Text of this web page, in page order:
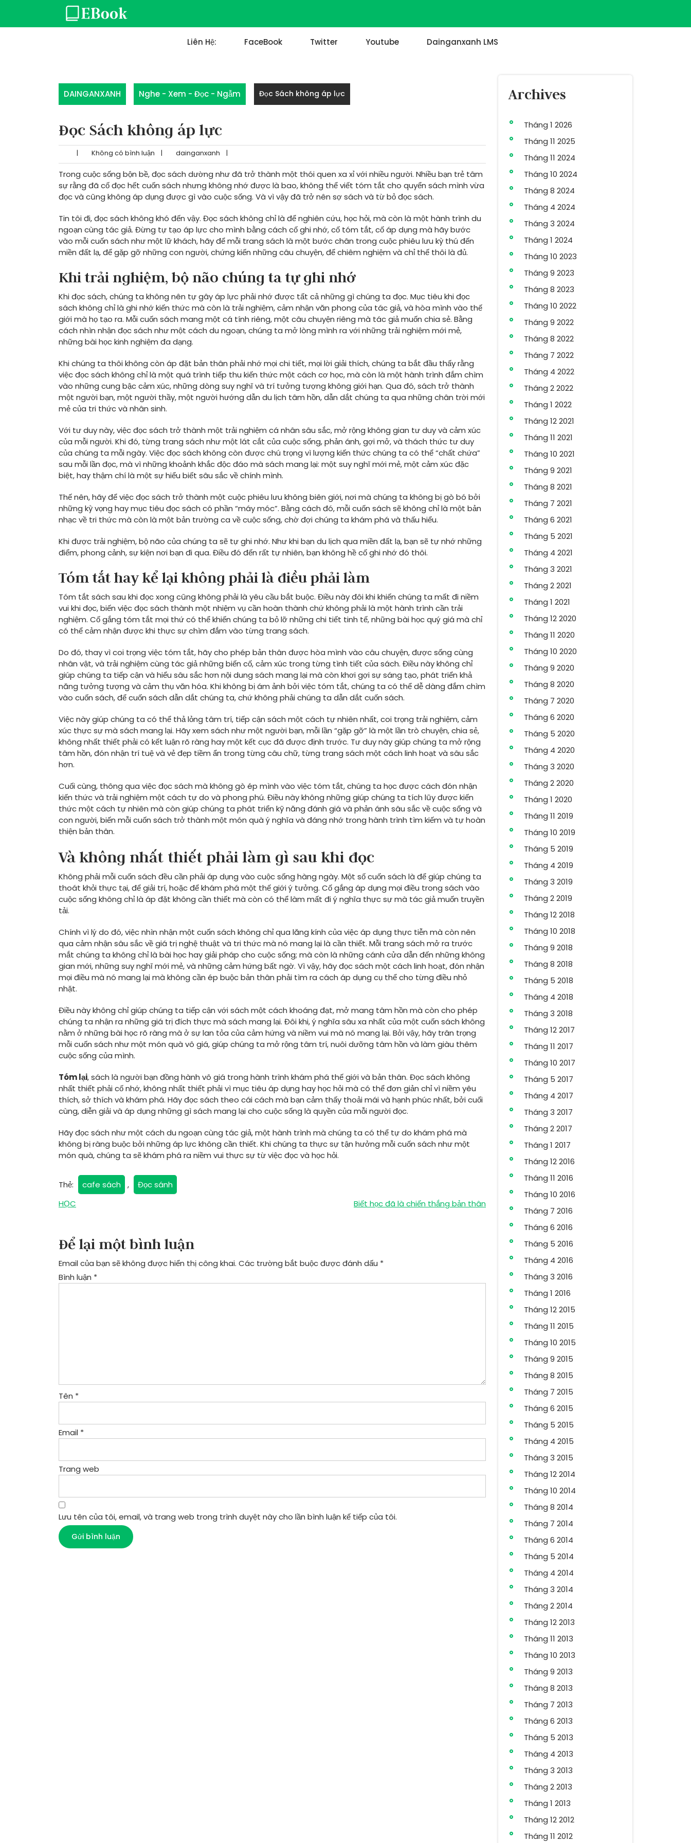
content
Liên Hệ:
FaceBook Twitter Youtube Dainganxanh LMS
DAINGANXANH Nghe - Xem - Đọc - Ngẫm Đọc Sách không áp lực
Đọc Sách không áp lực
| Không có bình luận | dainganxanh |
Trong cuộc sống bộn bề, đọc sách dường như đã trở thành một thói quen xa xỉ với nhiều người. Nhiều bạn trẻ tâm
sự rằng đã cố đọc hết cuốn sách nhưng không nhớ được là bao, không thể viết tóm tắt cho quyển sách mình vừa
đọc và cũng không áp dụng được gì vào cuộc sống. Và vì vậy đã trở nên sợ sách và từ bỏ đọc sách.
Tin tôi đi, đọc sách không khó đến vậy. Đọc sách không chỉ là để nghiên cứu, học hỏi, mà còn là một hành trình du
ngoạn cùng tác giả. Đừng tự tạo áp lực cho mình bằng cách cố ghi nhớ, cố tóm tắt, cố áp dụng mà hãy bước
vào mỗi cuốn sách như một lữ khách, hãy để mỗi trang sách là một bước chân trong cuộc phiêu lưu kỳ thú đến
miền đất lạ, để gặp gỡ những con người, chứng kiến những câu chuyện, để chiêm nghiệm và chỉ thế thôi là đủ.
Khi trải nghiệm, bộ não chúng ta tự ghi nhớ
Khi đọc sách, chúng ta không nên tự gây áp lực phải nhớ được tất cả những gì chúng ta đọc. Mục tiêu khi đọc
sách không chỉ là ghi nhớ kiến thức mà còn là trải nghiệm, cảm nhận văn phong của tác giả, và hòa mình vào thế
giới mà họ tạo ra. Mỗi cuốn sách mang một cá tính riêng, một câu chuyện riêng mà tác giả muốn chia sẻ. Bằng
cách nhìn nhận đọc sách như một cách du ngoạn, chúng ta mở lòng mình ra với những trải nghiệm mới mẻ,
những bài học kinh nghiệm đa dạng.
Khi chúng ta thôi không còn áp đặt bản thân phải nhớ mọi chi tiết, mọi lời giải thích, chúng ta bắt đầu thấy rằng
việc đọc sách không chỉ là một quá trình tiếp thu kiến thức một cách cơ học, mà còn là một hành trình đắm chìm
vào những cung bậc cảm xúc, những dòng suy nghĩ và trí tưởng tượng không giới hạn. Qua đó, sách trở thành
một người bạn, một người thầy, một người hướng dẫn du lịch tâm hồn, dẫn dắt chúng ta qua những chân trời mới
mẻ của tri thức và nhân sinh.
Với tư duy này, việc đọc sách trở thành một trải nghiệm cá nhân sâu sắc, mở rộng không gian tư duy và cảm xúc
của mỗi người. Khi đó, từng trang sách như một lát cắt của cuộc sống, phản ánh, gợi mở, và thách thức tư duy
của chúng ta mỗi ngày. Việc đọc sách không còn được chú trọng vì lượng kiến thức chúng ta có thể “chất chứa”
sau mỗi lần đọc, mà vì những khoảnh khắc độc đáo mà sách mang lại: một suy nghĩ mới mẻ, một cảm xúc đặc
biệt, hay thậm chí là một sự hiểu biết sâu sắc về chính mình.
Thế nên, hãy để việc đọc sách trở thành một cuộc phiêu lưu không biên giới, nơi mà chúng ta không bị gò bó bởi
những kỳ vọng hay mục tiêu đọc sách có phần “máy móc”. Bằng cách đó, mỗi cuốn sách sẽ không chỉ là một bản
nhạc về tri thức mà còn là một bản trường ca về cuộc sống, chờ đợi chúng ta khám phá và thấu hiểu.
Khi được trải nghiệm, bộ não của chúng ta sẽ tự ghi nhớ. Như khi bạn du lịch qua miền đất lạ, bạn sẽ tự nhớ những
điểm, phong cảnh, sự kiện nơi bạn đi qua. Điều đó đến rất tự nhiên, bạn không hề cố ghi nhớ đó thôi.
Tóm tắt hay kể lại không phải là điều phải làm
Tóm tắt sách sau khi đọc xong cũng không phải là yêu cầu bắt buộc. Điều này đôi khi khiến chúng ta mất đi niềm
vui khi đọc, biến việc đọc sách thành một nhiệm vụ cần hoàn thành chứ không phải là một hành trình cần trải
nghiệm. Cố gắng tóm tắt mọi thứ có thể khiến chúng ta bỏ lỡ những chi tiết tinh tế, những bài học quý giá mà chỉ
có thể cảm nhận được khi thực sự chìm đắm vào từng trang sách.
Do đó, thay vì coi trọng việc tóm tắt, hãy cho phép bản thân được hòa mình vào câu chuyện, được sống cùng
nhân vật, và trải nghiệm cùng tác giả những biến cố, cảm xúc trong từng tình tiết của sách. Điều này không chỉ
giúp chúng ta tiếp cận và hiểu sâu sắc hơn nội dung sách mang lại mà còn khơi gợi sự sáng tạo, phát triển khả
năng tưởng tượng và cảm thụ văn hóa. Khi không bị ám ảnh bởi việc tóm tắt, chúng ta có thể dễ dàng đắm chìm
vào cuốn sách, để cuốn sách dẫn dắt chúng ta, chứ không phải chúng ta dẫn dắt cuốn sách.
Việc này giúp chúng ta có thể thả lỏng tâm trí, tiếp cận sách một cách tự nhiên nhất, coi trọng trải nghiệm, cảm
xúc thực sự mà sách mang lại. Hãy xem sách như một người bạn, mỗi lần “gặp gỡ” là một lần trò chuyện, chia sẻ,
không nhất thiết phải có kết luận rõ ràng hay một kết cục đã được định trước. Tư duy này giúp chúng ta mở rộng
tâm hồn, đón nhận trí tuệ và vẻ đẹp tiềm ẩn trong từng câu chữ, từng trang sách một cách linh hoạt và sâu sắc
hơn.
Cuối cùng, thông qua việc đọc sách mà không gò ép mình vào việc tóm tắt, chúng ta học được cách đón nhận
kiến thức và trải nghiệm một cách tự do và phong phú. Điều này không những giúp chúng ta tích lũy được kiến
thức một cách tự nhiên mà còn giúp chúng ta phát triển kỹ năng đánh giá và phản ánh sâu sắc về cuộc sống và
con người, biến mỗi cuốn sách trở thành một món quà ý nghĩa và đáng nhớ trong hành trình tìm kiếm và tự hoàn
thiện bản thân.
Và không nhất thiết phải làm gì sau khi đọc
Không phải mỗi cuốn sách đều cần phải áp dụng vào cuộc sống hàng ngày. Một số cuốn sách là để giúp chúng ta
thoát khỏi thực tại, để giải trí, hoặc để khám phá một thế giới ý tưởng. Cố gắng áp dụng mọi điều trong sách vào
cuộc sống không chỉ là áp đặt không cần thiết mà còn có thể làm mất đi ý nghĩa thực sự mà tác giả muốn truyền
tải.
Chính vì lý do đó, việc nhìn nhận một cuốn sách không chỉ qua lăng kính của việc áp dụng thực tiễn mà còn nên
qua cảm nhận sâu sắc về giá trị nghệ thuật và tri thức mà nó mang lại là cần thiết. Mỗi trang sách mở ra trước
mắt chúng ta không chỉ là bài học hay giải pháp cho cuộc sống; mà còn là những cánh cửa dẫn đến những không
gian mới, những suy nghĩ mới mẻ, và những cảm hứng bất ngờ. Vì vậy, hãy đọc sách một cách linh hoạt, đón nhận
mọi điều mà nó mang lại mà không cần ép buộc bản thân phải tìm ra cách áp dụng cụ thể cho từng điều nhỏ
nhặt.
Điều này không chỉ giúp chúng ta tiếp cận với sách một cách khoáng đạt, mở mang tâm hồn mà còn cho phép
chúng ta nhận ra những giá trị đích thực mà sách mang lại. Đôi khi, ý nghĩa sâu xa nhất của một cuốn sách không
nằm ở những bài học rõ ràng mà ở sự lan tỏa của cảm hứng và niềm vui mà nó mang lại. Bởi vậy, hãy trân trọng
mỗi cuốn sách như một món quà vô giá, giúp chúng ta mở rộng tâm trí, nuôi dưỡng tâm hồn và làm giàu thêm
cuộc sống của mình.
Tóm lại, sách là người bạn đồng hành vô giá trong hành trình khám phá thế giới và bản thân. Đọc sách không
nhất thiết phải cố nhớ, không nhất thiết phải vì mục tiêu áp dụng hay học hỏi mà có thể đơn giản chỉ vì niềm yêu
thích, sở thích và khám phá. Hãy đọc sách theo cái cách mà bạn cảm thấy thoải mái và hạnh phúc nhất, bởi cuối
cùng, diễn giải và áp dụng những gì sách mang lại cho cuộc sống là quyền của mỗi người đọc.
Hãy đọc sách như một cách du ngoạn cùng tác giả, một hành trình mà chúng ta có thể tự do khám phá mà
không bị ràng buộc bởi những áp lực không cần thiết. Khi chúng ta thực sự tận hưởng mỗi cuốn sách như một
món quà, chúng ta sẽ khám phá ra niềm vui thực sự từ việc đọc và học hỏi.
Thẻ: cafe sách , Đọc sánh
Điều
bài
viết
HỌC Biết học đã là chiến thắng bản thân
Để lại một bình luận
Email của bạn sẽ không được hiển thị công khai. Các trường bắt buộc được đánh dấu *
Bình luận *
Tên *
Email *
Trang web
Lưu tên của tôi, email, và trang web trong trình duyệt này cho lần bình luận kế tiếp của tôi.
Archives
Tháng 1 2026
Tháng 11 2025
Tháng 11 2024
Tháng 10 2024
Tháng 8 2024
Tháng 4 2024
Tháng 3 2024
Tháng 1 2024
Tháng 10 2023
Tháng 9 2023
Tháng 8 2023
Tháng 10 2022
Tháng 9 2022
Tháng 8 2022
Tháng 7 2022
Tháng 4 2022
Tháng 2 2022
Tháng 1 2022
Tháng 12 2021
Tháng 11 2021
Tháng 10 2021
Tháng 9 2021
Tháng 8 2021
Tháng 7 2021
Tháng 6 2021
Tháng 5 2021
Tháng 4 2021
Tháng 3 2021
Tháng 2 2021
Tháng 1 2021
Tháng 12 2020
Tháng 11 2020
Tháng 10 2020
Tháng 9 2020
Tháng 8 2020
Tháng 7 2020
Tháng 6 2020
Tháng 5 2020
Tháng 4 2020
Tháng 3 2020
Tháng 2 2020
Tháng 1 2020
Tháng 11 2019
Tháng 10 2019
Tháng 5 2019
Tháng 4 2019
Tháng 3 2019
Tháng 2 2019
Tháng 12 2018
Tháng 10 2018
Tháng 9 2018
Tháng 8 2018
Tháng 5 2018
Tháng 4 2018
Tháng 3 2018
Tháng 12 2017
Tháng 11 2017
Tháng 10 2017
Tháng 5 2017
Tháng 4 2017
Tháng 3 2017
Tháng 2 2017
Tháng 1 2017
Tháng 12 2016
Tháng 11 2016
Tháng 10 2016
Tháng 7 2016
Tháng 6 2016
Tháng 5 2016
Tháng 4 2016
Tháng 3 2016
Tháng 1 2016
Tháng 12 2015
Tháng 11 2015
Tháng 10 2015
Tháng 9 2015
Tháng 8 2015
Tháng 7 2015
Tháng 6 2015
Tháng 5 2015
Tháng 4 2015
Tháng 3 2015
Tháng 12 2014
Tháng 10 2014
Tháng 8 2014
Tháng 7 2014
Tháng 6 2014
Tháng 5 2014
Tháng 4 2014
Tháng 3 2014
Tháng 2 2014
Tháng 12 2013
Tháng 11 2013
Tháng 10 2013
Tháng 9 2013
Tháng 8 2013
Tháng 7 2013
Tháng 6 2013
Tháng 5 2013
Tháng 4 2013
Tháng 3 2013
Tháng 2 2013
Tháng 1 2013
Tháng 12 2012
Tháng 11 2012